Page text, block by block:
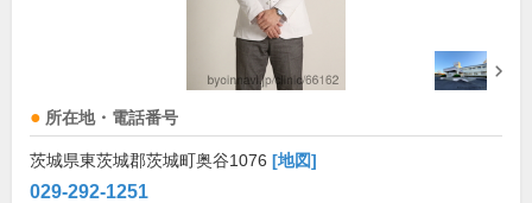
所在地・電話番号
茨城県東茨城郡茨城町奥谷1076 [地図]
029-292-1251